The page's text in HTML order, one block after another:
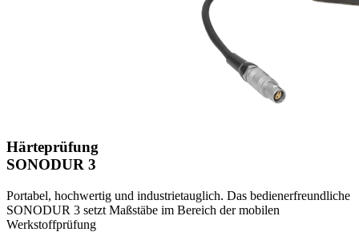
Härteprüfung
SONODUR 3
Portabel, hochwertig und industrietauglich. Das bedienerfreundliche
SONODUR 3 setzt Maßstäbe im Bereich der mobilen
Werkstoffprüfung